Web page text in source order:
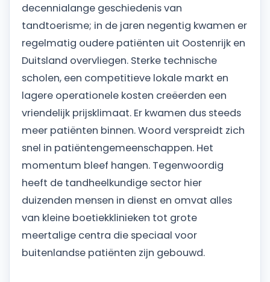
decennialange geschiedenis van
tandtoerisme; in de jaren negentig kwamen er
regelmatig oudere patiënten uit Oostenrijk en
Duitsland overvliegen. Sterke technische
scholen, een competitieve lokale markt en
lagere operationele kosten creëerden een
vriendelijk prijsklimaat. Er kwamen dus steeds
meer patiënten binnen. Woord verspreidt zich
snel in patiëntengemeenschappen. Het
momentum bleef hangen. Tegenwoordig
heeft de tandheelkundige sector hier
duizenden mensen in dienst en omvat alles
van kleine boetiekklinieken tot grote
meertalige centra die speciaal voor
buitenlandse patiënten zijn gebouwd.